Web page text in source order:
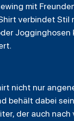
mit
verbindet
nicht nur
behält dabei
der auch